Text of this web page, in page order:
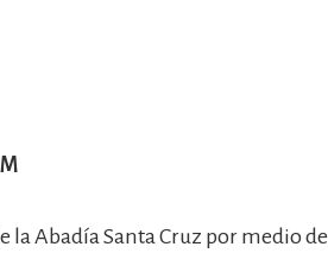
la Abadía Santa Cruz por medio de